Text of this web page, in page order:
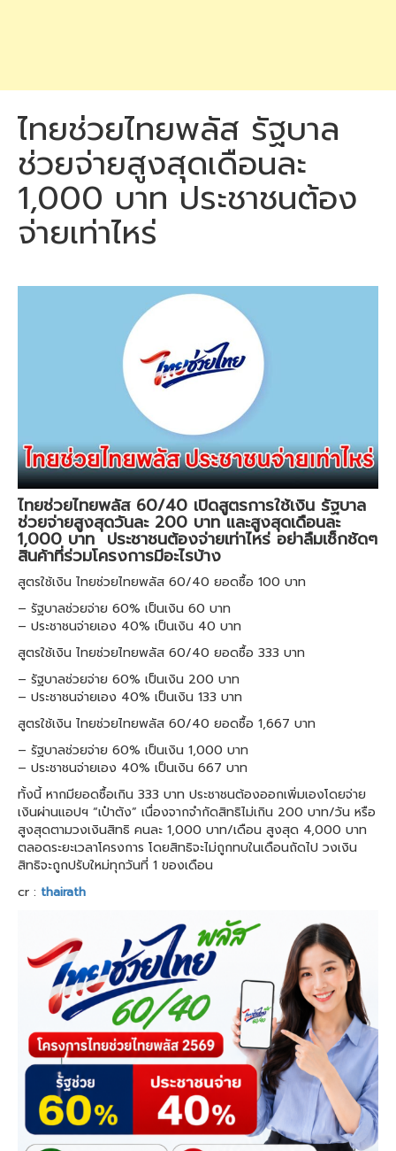
ไทยช่วยไทยพลัส รัฐบาล
ช่วยจ่ายสูงสุดเดือนละ
1,000 บาท ประชาชนต้อง
จ่ายเท่าไหร่
ไทยช่วยไทยพลัส 60/40 เปิดสูตรการใช้เงิน รัฐบาล
ช่วยจ่ายสูงสุดวันละ 200 บาท และสูงสุดเดือนละ
1,000 บาท ประชาชนต้องจ่ายเท่าไหร่ อย่าลืมเช็กชัดๆ
สินค้าที่ร่วมโครงการมีอะไรบ้าง
สูตรใช้เงิน ไทยช่วยไทยพลัส 60/40 ยอดซื้อ 100 บาท
– รัฐบาลช่วยจ่าย 60% เป็นเงิน 60 บาท
– ประชาชนจ่ายเอง 40% เป็นเงิน 40 บาท
สูตรใช้เงิน ไทยช่วยไทยพลัส 60/40 ยอดซื้อ 333 บาท
– รัฐบาลช่วยจ่าย 60% เป็นเงิน 200 บาท
– ประชาชนจ่ายเอง 40% เป็นเงิน 133 บาท
สูตรใช้เงิน ไทยช่วยไทยพลัส 60/40 ยอดซื้อ 1,667 บาท
– รัฐบาลช่วยจ่าย 60% เป็นเงิน 1,000 บาท
– ประชาชนจ่ายเอง 40% เป็นเงิน 667 บาท
ทั้งนี้ หากมียอดซื้อเกิน 333 บาท ประชาชนต้องออกเพิ่มเองโดยจ่าย
เงินผ่านแอปฯ “เป๋าตัง” เนื่องจากจำกัดสิทธิไม่เกิน 200 บาท/วัน หรือ
สูงสุดตามวงเงินสิทธิ คนละ 1,000 บาท/เดือน สูงสุด 4,000 บาท
ตลอดระยะเวลาโครงการ โดยสิทธิจะไม่ถูกทบในเดือนถัดไป วงเงิน
สิทธิจะถูกปรับใหม่ทุกวันที่ 1 ของเดือน
cr : thairath